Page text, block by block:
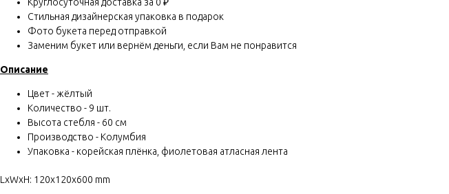
Стильная дизайнерская упаковка в подарок
Фото букета перед отправкой
Заменим букет или вернём деньги, если Вам не понравится
Описание
Цвет - жёлтый
Количество - 9 шт.
Высота стебля - 60 см
Производство - Колумбия
Упаковка - корейская плёнка, фиолетовая атласная лента
LxWxH: 120x120x600 mm